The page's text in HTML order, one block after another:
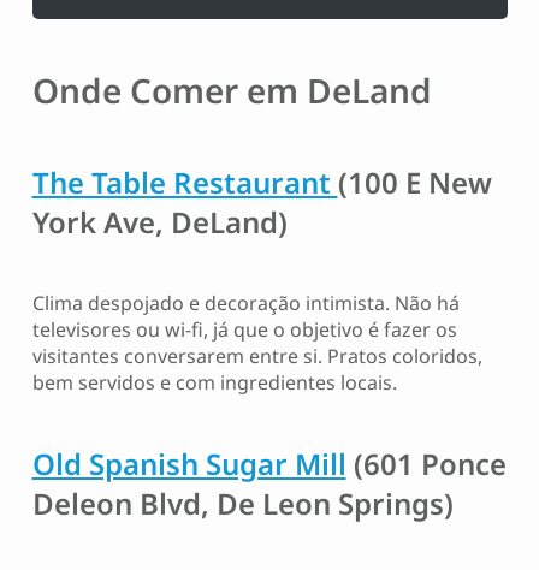
Onde Comer em DeLand
The Table Restaurant (100 E New
York Ave, DeLand)
Clima despojado e decoração intimista. Não há
televisores ou wi-fi, já que o objetivo é fazer os
visitantes conversarem entre si. Pratos coloridos,
bem servidos e com ingredientes locais.
Old Spanish Sugar Mill (601 Ponce
Deleon Blvd, De Leon Springs)